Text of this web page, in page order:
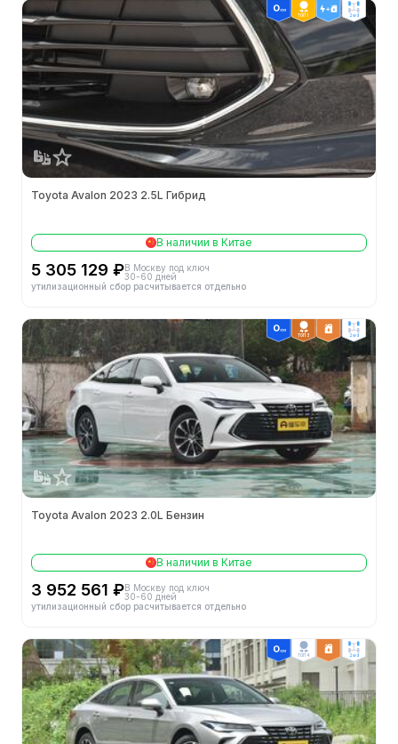
ТОП 1 2wd
Toyota Avalon 2023 2.5L Гибрид
В наличии в Китае
5 305 129 ₽В Москву под ключ
30-60 дней
утилизационный сбор расчитывается отдельно
ТОП 3 2wd
Toyota Avalon 2023 2.0L Бензин
В наличии в Китае
3 952 561 ₽В Москву под ключ
30-60 дней
утилизационный сбор расчитывается отдельно
ТОП 4 2wd